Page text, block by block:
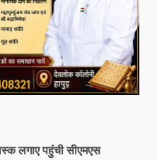
लगाए पहुंची सीएमएस